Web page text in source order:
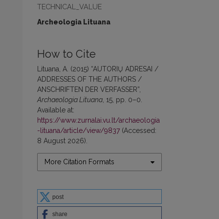
TECHNICAL_VALUE
Archeologia Lituana
How to Cite
Lituana, A. (2015) “AUTORIŲ ADRESAI /
ADDRESSES OF THE AUTHORS /
ANSCHRIFTEN DER VERFASSER”,
Archaeologia Lituana , 15, pp. 0–0.
Available at:
https://www.zurnalai.vu.lt/archaeologia
-lituana/article/view/9837 (Accessed:
8 August 2026).
More Citation Formats
post
share